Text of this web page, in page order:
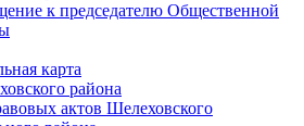
к председателю Общественной
карта
района
актов Шелеховского